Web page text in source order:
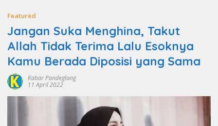
Featured
Jangan Suka Menghina, Takut
Allah Tidak Terima Lalu Esoknya
Kamu Berada Diposisi yang Sama
Kabar Pandeglang
11 April 2022